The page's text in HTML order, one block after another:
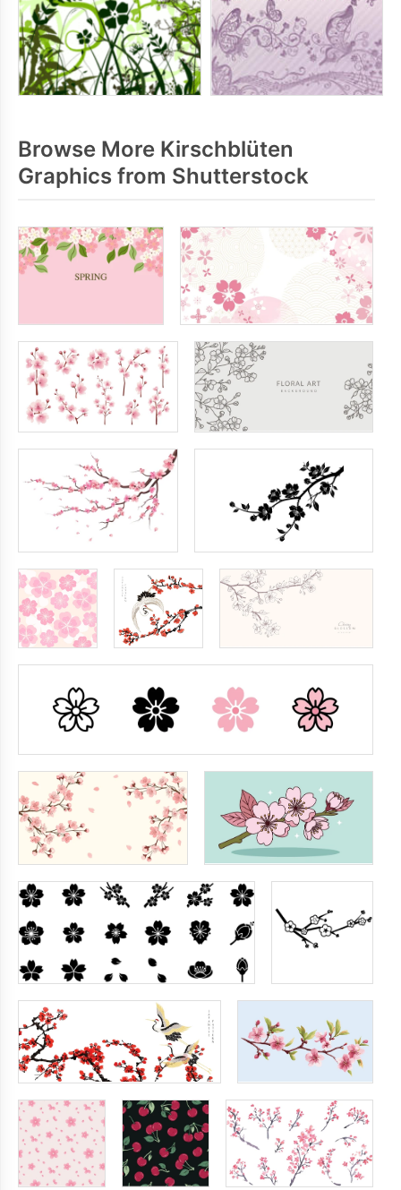
Browse More Kirschblüten
Graphics from Shutterstock